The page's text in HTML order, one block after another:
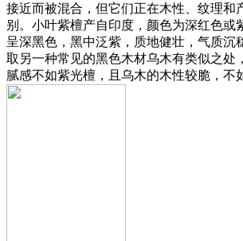
接近而被混合，但它们正在木性、纹理和
别。小叶紫檀产自印度，颜色为深红色或
呈深黑色，黑中泛紫，质地健壮，气质沉
取另一种常见的黑色木材乌木有类似之处
腻感不如紫光檀，且乌木的木性较脆，不